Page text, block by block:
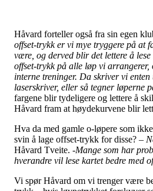
Håvard forteller også fra sin egen
offset-trykk er vi mye tryggere på at
være, og derved blir det lettere å
offset-trykk på alle løp vi arrangerer,
interne treninger. Da skriver vi
laserskriver, eller så tegner løperne
fargene blir tydeligere og lettere å
Håvard fram at høydekurvene blir
Hva da med gamle o-løpere som
svin å lage offset-trykk for disse? –
Håvard Tveite. -Mange som har
hverandre vil lese kartet bedre med
Vi spør Håvard om vi trenger være